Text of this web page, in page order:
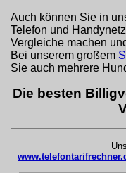
Auch können Sie in
Telefon und
Vergleiche machen
Bei unserem großem
Sie auch mehrere
Die besten